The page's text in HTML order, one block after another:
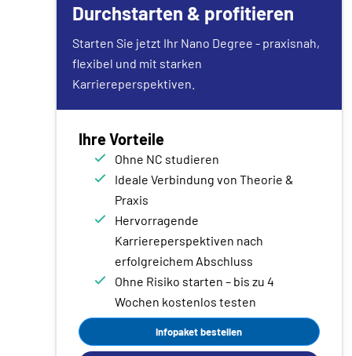
Durchstarten & profitieren
Starten Sie jetzt Ihr Nano Degree - praxisnah,
flexibel und mit starken
Karriereperspektiven.
Ihre Vorteile
Ohne NC studieren
Ideale Verbindung von Theorie &
Praxis
Hervorragende
Karriereperspektiven nach
erfolgreichem Abschluss
Ohne Risiko starten – bis zu 4
Wochen kostenlos testen
Infopaket bestellen